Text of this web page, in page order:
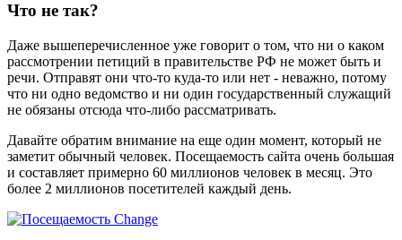
Что не так?
Даже вышеперечисленное уже говорит о том, что ни о каком
рассмотрении петиций в правительстве РФ не может быть и
речи. Отправят они что-то куда-то или нет - неважно, потому
что ни одно ведомство и ни один государственный служащий
не обязаны отсюда что-либо рассматривать.
Давайте обратим внимание на еще один момент, который не
заметит обычный человек. Посещаемость сайта очень большая
и составляет примерно 60 миллионов человек в месяц. Это
более 2 миллионов посетителей каждый день.